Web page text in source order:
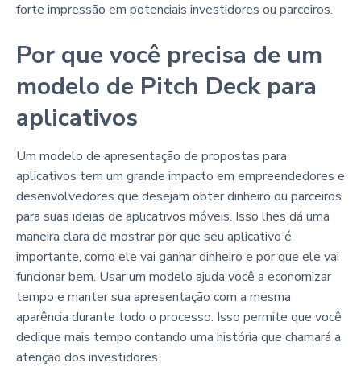
forte impressão em potenciais investidores ou parceiros.
Por que você precisa de um
modelo de Pitch Deck para
aplicativos
Um modelo de apresentação de propostas para
aplicativos tem um grande impacto em empreendedores e
desenvolvedores que desejam obter dinheiro ou parceiros
para suas ideias de aplicativos móveis. Isso lhes dá uma
maneira clara de mostrar por que seu aplicativo é
importante, como ele vai ganhar dinheiro e por que ele vai
funcionar bem. Usar um modelo ajuda você a economizar
tempo e manter sua apresentação com a mesma
aparência durante todo o processo. Isso permite que você
dedique mais tempo contando uma história que chamará a
atenção dos investidores.